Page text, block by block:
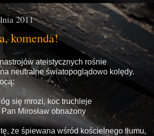
2011
komenda!
ateistycznych rośnie
neutralne światopoglądowo kolędy.
się mrozi, koc truchleje
Pan Mirosław obnażony
że śpiewana wśród kościelnego tłumu,